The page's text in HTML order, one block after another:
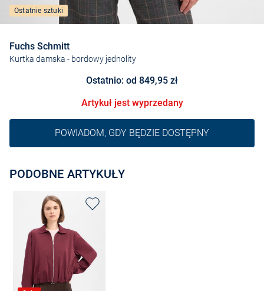
Ostatnie sztuki
Fuchs Schmitt
Kurtka damska - bordowy jednolity
Ostatnio: od 849,95 zł
Artykuł jest wyprzedany
POWIADOM, GDY BĘDZIE DOSTĘPNY
PODOBNE ARTYKUŁY